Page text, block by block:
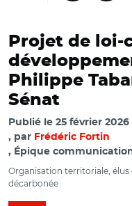
Projet de loi-
Philippe
Sénat
Publié le 25 février 2026
par Frédéric Fortin
, Épique
Organisation territoriale,
décarbonée